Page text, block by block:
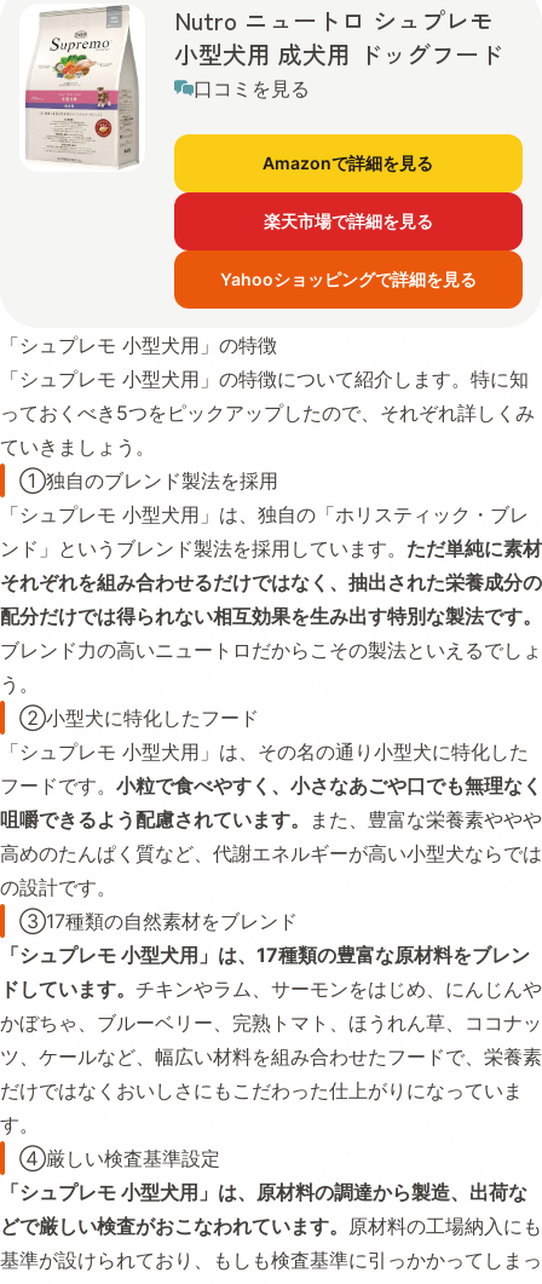
Nutro ニュートロ シュプレモ
小型犬用 成犬用 ドッグフード
口コミを見る
Amazonで詳細を見る
楽天市場で詳細を見る
Yahooショッピングで詳細を見る
「シュプレモ 小型犬用」の特徴
「シュプレモ 小型犬用」の特徴について紹介します。特に知
っておくべき5つをピックアップしたので、それぞれ詳しくみ
ていきましょう。
①独自のブレンド製法を採用
「シュプレモ 小型犬用」は、独自の「ホリスティック・ブレ
ンド」というブレンド製法を採用しています。 ただ単純に素材
それぞれを組み合わせるだけではなく、抽出された栄養成分の
配分だけでは得られない相互効果を生み出す特別な製法です。
ブレンド力の高いニュートロだからこその製法といえるでしょ
う。
②小型犬に特化したフード
「シュプレモ 小型犬用」は、その名の通り小型犬に特化した
フードです。 小粒で食べやすく、小さなあごや口でも無理なく
咀嚼できるよう配慮されています。
また、豊富な栄養素ややや
高めのたんぱく質など、代謝エネルギーが高い小型犬ならでは
の設計です。
③17種類の自然素材をブレンド
「シュプレモ 小型犬用」は、17種類の豊富な原材料をブレン
ドしています。 チキンやラム、サーモンをはじめ、にんじんや
かぼちゃ、ブルーベリー、完熟トマト、ほうれん草、ココナッ
ツ、ケールなど、幅広い材料を組み合わせたフードで、栄養素
だけではなくおいしさにもこだわった仕上がりになっていま
す。
④厳しい検査基準設定
「シュプレモ 小型犬用」は、原材料の調達から製造、出荷な
どで厳しい検査がおこなわれています。 原材料の工場納入にも
基準が設けられており、もしも検査基準に引っかかってしまっ